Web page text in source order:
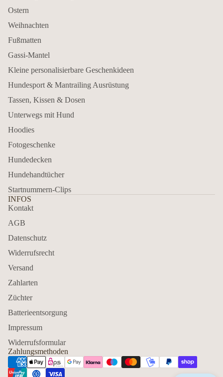
Ostern
Weihnachten
Fußmatten
Gassi-Mantel
Kleine personalisierbare Geschenkideen
Hundesport & Mantrailing Ausrüstung
Tassen, Kissen & Dosen
Unterwegs mit Hund
Hoodies
Fotogeschenke
Hundedecken
Hundehandtücher
Startnummern-Clips
INFOS
Kontakt
AGB
Datenschutz
Widerrufsrecht
Versand
Zahlarten
Züchter
Batterieentsorgung
Impressum
Widerrufsformular
Zahlungsmethoden